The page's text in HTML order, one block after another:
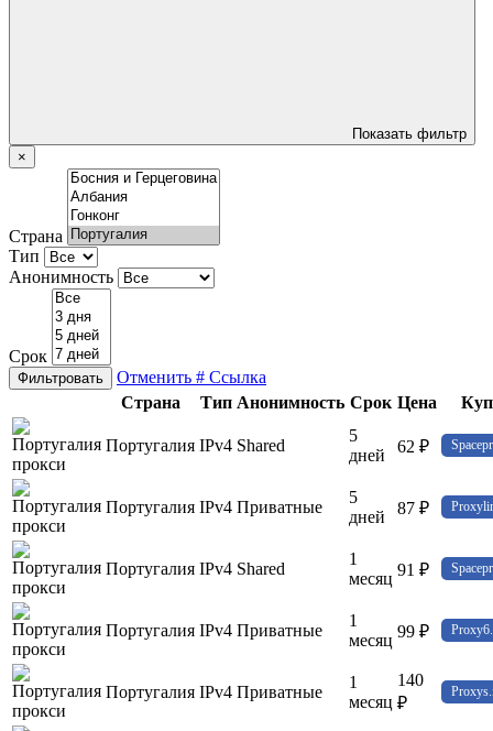
Показать фильтр
×
Страна
Тип
Анонимность
Срок
Фильтровать Отменить # Ссылка
Страна
Тип Анонимность Срок Цена
Португалия IPv4 Shared
5
дней
62 ₽
Португалия IPv4 Приватные
5
дней
87 ₽
Португалия IPv4 Shared
1
месяц 91 ₽
Португалия IPv4 Приватные
1
месяц 99 ₽
Португалия IPv4 Приватные
1
месяц
140
₽